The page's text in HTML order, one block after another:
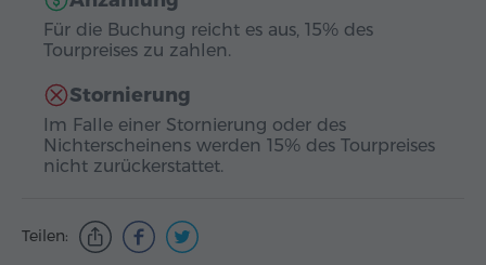
Für die Buchung reicht es aus, 15% des
Tourpreises zu zahlen.
Stornierung
Im Falle einer Stornierung oder des
Nichterscheinens werden 15% des Tourpreises
nicht zurückerstattet.
Teilen: